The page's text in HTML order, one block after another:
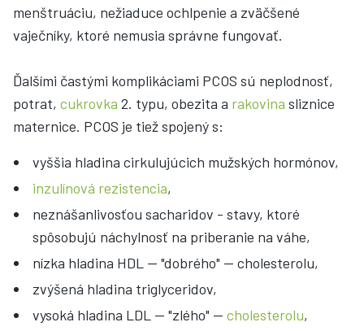
menštruáciu, nežiaduce ochlpenie a zväčšené
vaječníky, ktoré nemusia správne fungovať.
Ďalšími častými komplikáciami PCOS sú neplodnosť,
potrat, cukrovka 2. typu, obezita a rakovina sliznice
maternice. PCOS je tiež spojený s:
vyššia hladina cirkulujúcich mužských hormónov,
inzulínová rezistencia,
neznášanlivosťou sacharidov - stavy, ktoré
spôsobujú náchylnosť na priberanie na váhe,
nízka hladina HDL -- "dobrého" -- cholesterolu,
zvýšená hladina triglyceridov,
vysoká hladina LDL -- "zlého" -- cholesterolu,